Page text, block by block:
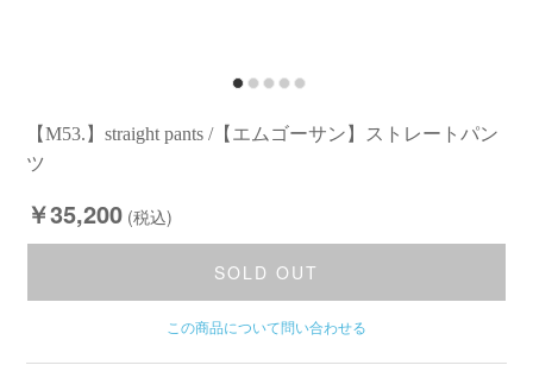
【M53.】straight pants /【エムゴーサン】ストレートパン
ツ
￥35,200 (税込)
SOLD OUT
この商品について問い合わせる